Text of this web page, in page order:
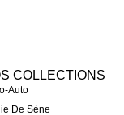
COLLECTIONS
Auto
De Sène